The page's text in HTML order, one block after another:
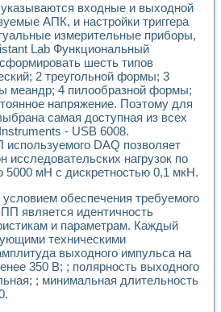
средств NATIONAL INSTRUMENTS для
автоматизированного стенда для
стенд рентгеновской диагностики
оптоэлектронные
измерения диэлектрических свойств
кинетики зарождения и развития
электрический импедансный томограф на
система для характеризации
в исследовании
автоматизация
технологических процессов получения
систем технического зрения для контроля
электромагнитных переходных процессов
LabVIEW при разработке обучающих
виртуальных тренажеров путем
сигнализации и защиты ускорителя
данных и управления процессом
температурой газовой среды специальной
программного обеспечения с
технологий NATIONAL INSTRUMENTS
входные и выходной
АПК, и настройки триггера
измерительные приборы,
Lab Функциональный
шесть типов
2 треугольной формы; 3
меандр; 4 пилообразной формы;
напряжение. Поэтому для
самая доступная из всех
- USB 6008.
DAQ позволяет
исследовательских нагрузок по
5000 мН с дискретностью 0,1 мкН.
обеспечения требуемого
является идентичность
и параметрам. Каждый
техническими
выходного импульса на
350 В; ; полярность выходного
; минимальная длительность